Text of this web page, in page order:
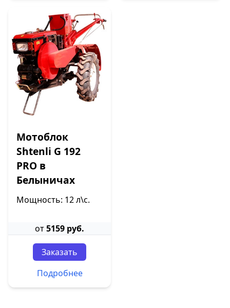
Мотоблок
Shtenli G 192
PRO в
Белыничах
Мощность: 12 л\с.
от5159 руб.
Заказать
Подробнее